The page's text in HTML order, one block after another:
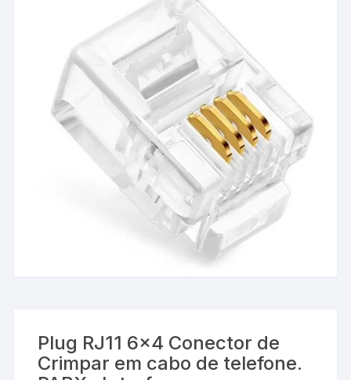
Plug RJ11 6×4 Conector de
Crimpar em cabo de telefone.